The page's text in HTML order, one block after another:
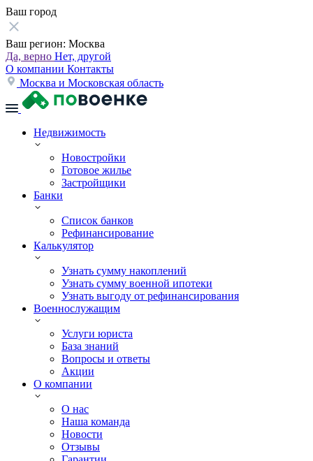
Ваш город
Ваш регион: Москва
Да, верно Нет, другой
О компании Контакты
Москва и Московская область
Недвижимость
Новостройки
Готовое жилье
Застройщики
Банки
Список банков
Рефинансирование
Калькулятор
Узнать сумму накоплений
Узнать сумму военной ипотеки
Узнать выгоду от рефинансирования
Военнослужащим
Услуги юриста
База знаний
Вопросы и ответы
Акции
О компании
О нас
Наша команда
Новости
Отзывы